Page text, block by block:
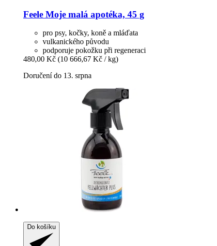
Feele Moje malá apotéka, 45 g
pro psy, kočky, koně a mláďata
vulkanického původu
podporuje pokožku při regeneraci
480,00 Kč (10 666,67 Kč / kg)
Doručení do 13. srpna
Do košíku